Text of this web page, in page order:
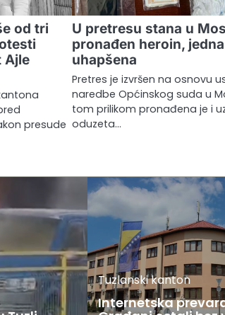
od tri
Ajle
presude
U pretresu stana u
pronađen heroin,
uhapšena
Pretres je izvršen na osnovu
naredbe Općinskog suda u
tom prilikom pronađena je i
oduzeta…
Tuzlanski kanton
Internetska